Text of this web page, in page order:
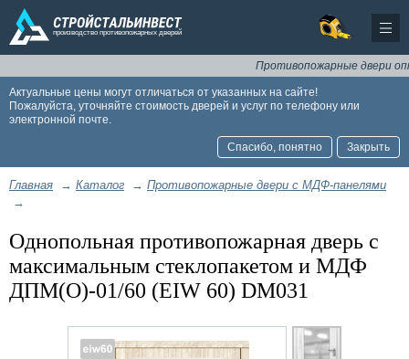
Противопожарные двери
Актуальные цены могут отличаться от указанных на сайте!
Пожалуйста, уточняйте стоимость дверей и услуг по телефону или
электронной почте.
Спасибо, понятно Закрыть
Главная → Каталог → Противопожарные двери с МДФ-панелями
→
Однопольная противопожарная дверь с
максимальным стеклопакетом и МДФ
ДПМ(О)-01/60 (EIW 60) DM031